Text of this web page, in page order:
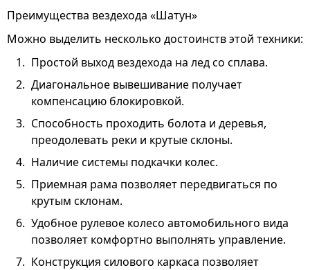
Преимущества вездехода «Шатун»
Можно выделить несколько достоинств этой техники:
Простой выход вездехода на лед со сплава.
Диагональное вывешивание получает
компенсацию блокировкой.
Способность проходить болота и деревья,
преодолевать реки и крутые склоны.
Наличие системы подкачки колес.
Приемная рама позволяет передвигаться по
крутым склонам.
Удобное рулевое колесо автомобильного вида
позволяет комфортно выполнять управление.
Конструкция силового каркаса позволяет